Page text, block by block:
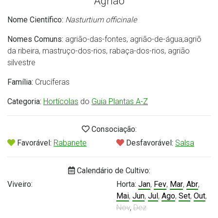
Nome Científico: Nasturtium officinale
Nomes Comuns: agrião-das-fontes, agrião-de-água,agriõ
da ribeira, mastruço-dos-rios, rabaça-dos-rios, agrião
silvestre
Família: Crucíferas
Categoria: Hortícolas do Guia Plantas A-Z
Consociação:
Favorável: Rabanete Desfavorável: Salsa
Calendário de Cultivo:
Viveiro:
Horta: Jan, Fev, Mar, Abr,
Mai, Jun, Jul , Ago, Set, Out,
Nov, Dez